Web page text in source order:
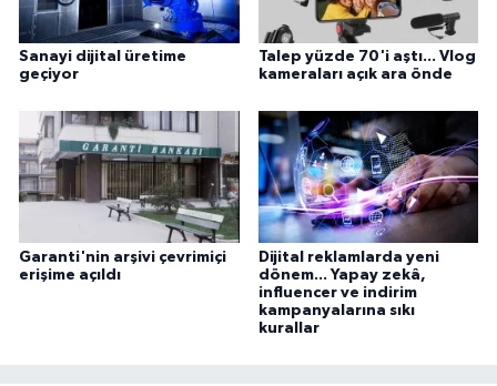
Sanayi dijital üretime
geçiyor
Talep yüzde 70'i aştı... Vlog
kameraları açık ara önde
Garanti'nin arşivi çevrimiçi
erişime açıldı
Dijital reklamlarda yeni
dönem... Yapay zekâ,
influencer ve indirim
kampanyalarına sıkı
kurallar